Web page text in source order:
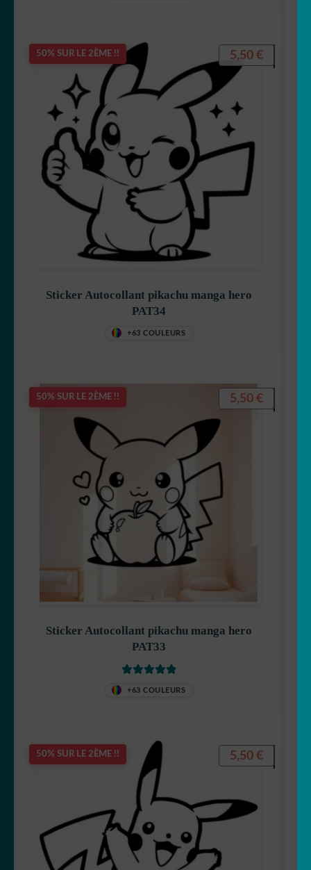
50% SUR LE 2ÈME !!
Sticker Autocollant pikachu manga hero
PAT34
+63 COULEURS
5,50 €
50% SUR LE 2ÈME !!
Sticker Autocollant pikachu manga hero
PAT33
+63 COULEURS
5,50 €
50% SUR LE 2ÈME !! 5,50 €